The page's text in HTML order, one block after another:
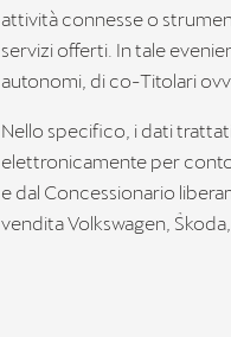
attività connesse o
servizi offerti. In tale
autonomi, di co-Titolari
Nello specifico, i dati
elettronicamente per conto
e dal Concessionario
vendita Volkswagen,